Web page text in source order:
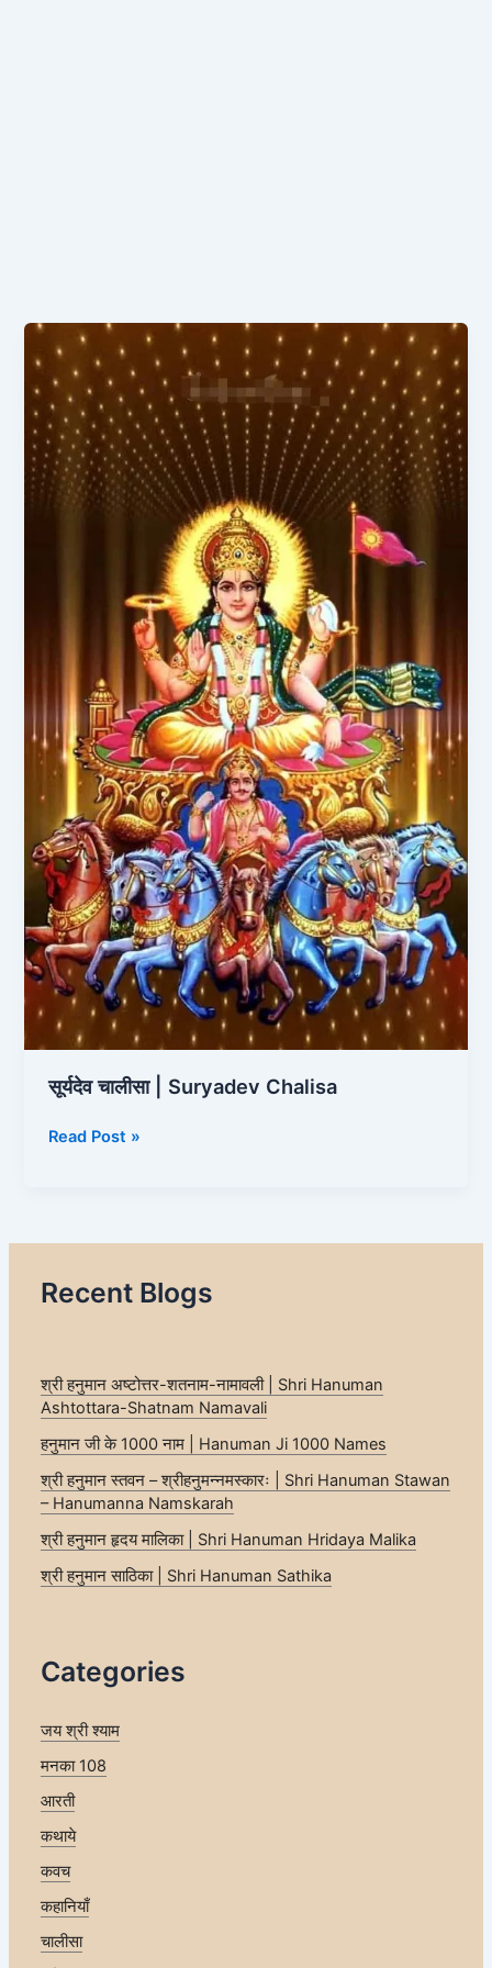
सूर्यदेव चालीसा | Suryadev Chalisa
सूर्यदेव
चालीसा
|
Suryadev
Chalisa
Read Post »
Recent Blogs
श्री हनुमान अष्टोत्तर-शतनाम-नामावली | Shri Hanuman
Ashtottara-Shatnam Namavali
हनुमान जी के 1000 नाम | Hanuman Ji 1000 Names
श्री हनुमान स्तवन – श्रीहनुमन्नमस्कारः | Shri Hanuman Stawan
– Hanumanna Namskarah
श्री हनुमान हृदय मालिका | Shri Hanuman Hridaya Malika
श्री हनुमान साठिका | Shri Hanuman Sathika
Categories
जय श्री श्याम
मनका 108
आरती
कथाये
कवच
कहानियाँ
चालीसा